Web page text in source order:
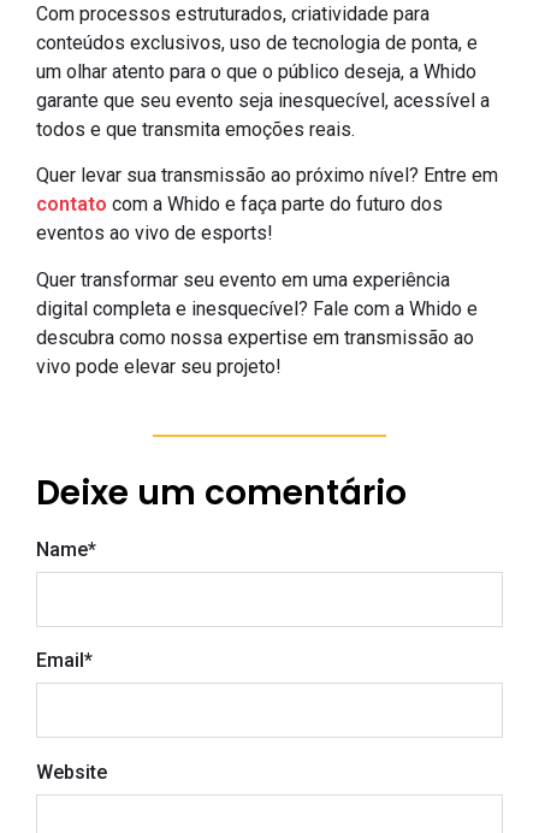
Com processos estruturados, criatividade para
conteúdos exclusivos, uso de tecnologia de ponta, e
um olhar atento para o que o público deseja, a Whido
garante que seu evento seja inesquecível, acessível a
todos e que transmita emoções reais.
Quer levar sua transmissão ao próximo nível? Entre em
contato com a Whido e faça parte do futuro dos
eventos ao vivo de esports!
Quer transformar seu evento em uma experiência
digital completa e inesquecível? Fale com a Whido e
descubra como nossa expertise em transmissão ao
vivo pode elevar seu projeto!
Deixe um comentário
Name*
Email *
Website